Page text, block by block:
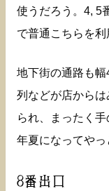
使うだろう。4, 5
で普通こちらを利
地下街の通路も
列などが店から
られ、まったく
年夏になってやっ
8番出口